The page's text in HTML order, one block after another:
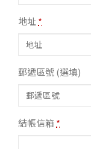
地址*
郵遞區號(選填)
結帳信箱 *